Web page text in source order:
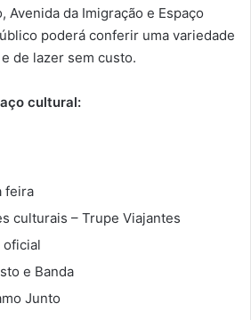
Avenida da Imigração e Espaço
poderá conferir uma variedade
de lazer sem custo.
cultural:
feira
culturais – Trupe Viajantes
oficial
e Banda
Junto